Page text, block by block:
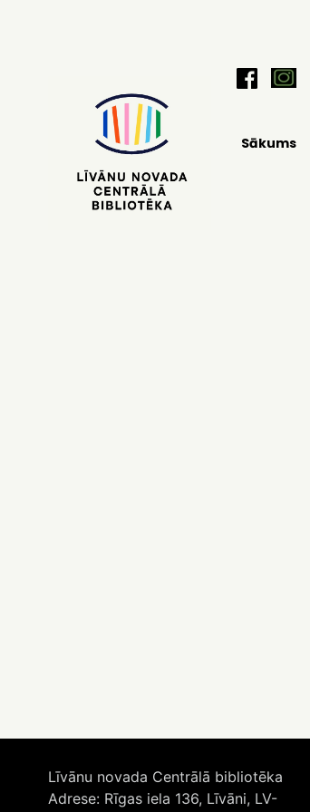
Sākums
Līvānu novada Centrālā bibliotēka
Adrese: Rīgas iela 136, Līvāni, LV-